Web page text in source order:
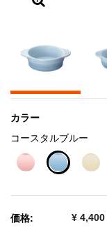
カラー
コースタルブルー
価格: ¥ 4,400